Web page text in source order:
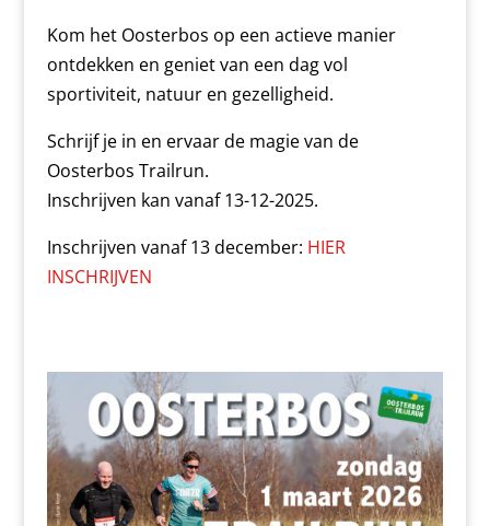
Kom het Oosterbos op een actieve manier
ontdekken en geniet van een dag vol
sportiviteit, natuur en gezelligheid.
Schrijf je in en ervaar de magie van de
Oosterbos Trailrun.
Inschrijven kan vanaf 13-12-2025.
Inschrijven vanaf 13 december: HIER
INSCHRIJVEN